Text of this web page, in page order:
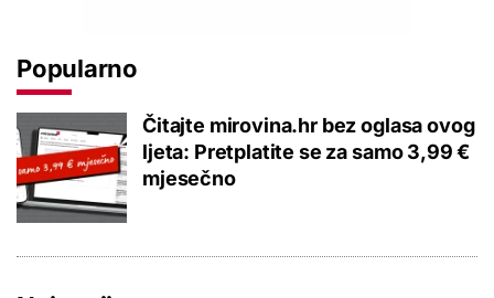
Popularno
Čitajte mirovina.hr bez oglasa ovog
ljeta: Pretplatite se za samo 3,99 €
mjesečno